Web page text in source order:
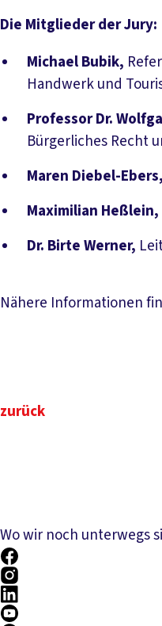
Die Mitglieder der Jury:
Michael Bubik,
Handwerk und
Professor Dr.
Bürgerliches Recht
Maren Diebel-Ebers,
Maximilian Heßlein,
Dr. Birte Werner,
Nähere Informationen
zurück
Wo wir noch unterwegs